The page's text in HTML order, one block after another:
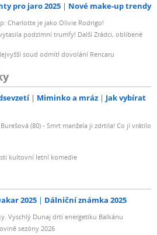
pro jaro 2025 Nové make-up trendy
Charlotte je jako Olivie Rodrigo!
podzimní trumfy! Další Zrádci, oblíbené
soud odmítl dovolání Rencaru
Miminko a mráz
Jak vybírat
(80) - Smrt manžela ji zdrtila! Co jí vrátilo
kultovní letní komedie
2025 Dálniční známka 2025
Vyschlý Dunaj drtí energetiku Balkánu
sezóny 2026